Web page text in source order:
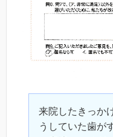
来院したきっか
うしていた歯が